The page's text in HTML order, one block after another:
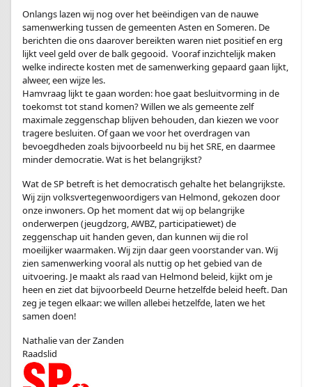
Onlangs lazen wij nog over het beëindigen van de nauwe
samenwerking tussen de gemeenten Asten en Someren. De
berichten die ons daarover bereikten waren niet positief en erg
lijkt veel geld over de balk gegooid. Vooraf inzichtelijk maken
welke indirecte kosten met de samenwerking gepaard gaan lijkt,
alweer, een wijze les.
Hamvraag lijkt te gaan worden: hoe gaat besluitvorming in de
toekomst tot stand komen? Willen we als gemeente zelf
maximale zeggenschap blijven behouden, dan kiezen we voor
tragere besluiten. Of gaan we voor het overdragen van
bevoegdheden zoals bijvoorbeeld nu bij het SRE, en daarmee
minder democratie. Wat is het belangrijkst?
Wat de SP betreft is het democratisch gehalte het belangrijkste.
Wij zijn volksvertegenwoordigers van Helmond, gekozen door
onze inwoners. Op het moment dat wij op belangrijke
onderwerpen (jeugdzorg, AWBZ, participatiewet) de
zeggenschap uit handen geven, dan kunnen wij die rol
moeilijker waarmaken. Wij zijn daar geen voorstander van. Wij
zien samenwerking vooral als nuttig op het gebied van de
uitvoering. Je maakt als raad van Helmond beleid, kijkt om je
heen en ziet dat bijvoorbeeld Deurne hetzelfde beleid heeft. Dan
zeg je tegen elkaar: we willen allebei hetzelfde, laten we het
samen doen!
Nathalie van der Zanden
Raadslid